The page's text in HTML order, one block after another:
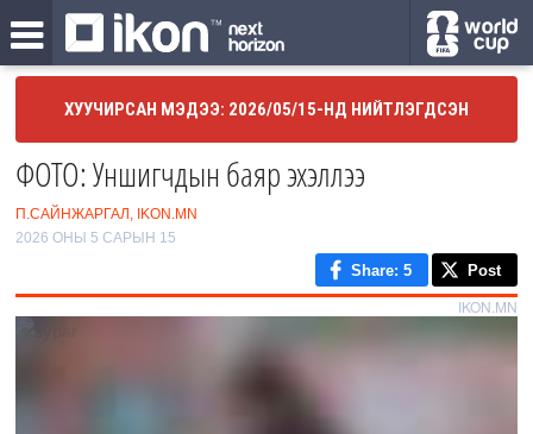
ХУУЧИРСАН МЭДЭЭ: 2026/05/15-НД НИЙТЛЭГДСЭН
ФОТО: Уншигчдын баяр эхэллээ
П.САЙНЖАРГАЛ, IKON.MN
2026 ОНЫ 5 САРЫН 15
Share: 5 Post
IKON.MN